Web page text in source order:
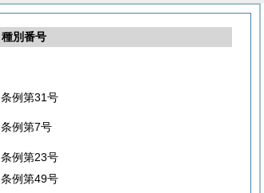
種別番号
条例第31号
条例第7号
条例第23号
条例第49号